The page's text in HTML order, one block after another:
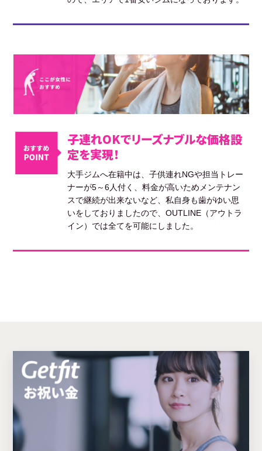
子連れOKでリーズナブルな価格設
定を実現！
大手ジムへ在籍中は、子供連れNGや担当トレー
ナーが5～6人付く、料金が高いためメンテナン
スで継続が出来ないなど、私自身も歯がゆい思
いをしておりましたので、OUTLINE（アウトラ
イン）では全てを可能にしました。